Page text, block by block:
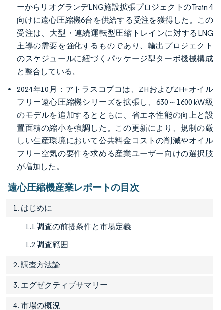
ーからリオグランデLNG施設拡張プロジェクトのTrain 4
向けに遠心圧縮機6台を供給する受注を獲得した。この
受注は、大型・連続運転型圧縮トレインに対するLNG
主導の需要を強化するものであり、輸出プロジェクト
のスケジュールに紐づくパッケージ型ターボ機械構成
と整合している。
2024年10月：アトラスコプコは、ZHおよびZH+オイル
フリー遠心圧縮機シリーズを拡張し、630～1600 kW級
のモデルを追加するとともに、省エネ性能の向上と設
置面積の縮小を強調した。この更新により、規制の厳
しい生産環境において公共料金コストの削減やオイル
フリー空気の要件を求める産業ユーザー向けの選択肢
が増加した。
遠心圧縮機産業レポートの目次
1. はじめに
1.1 調査の前提条件と市場定義
1.2 調査範囲
2. 調査方法論
3. エグゼクティブサマリー
4. 市場の概況